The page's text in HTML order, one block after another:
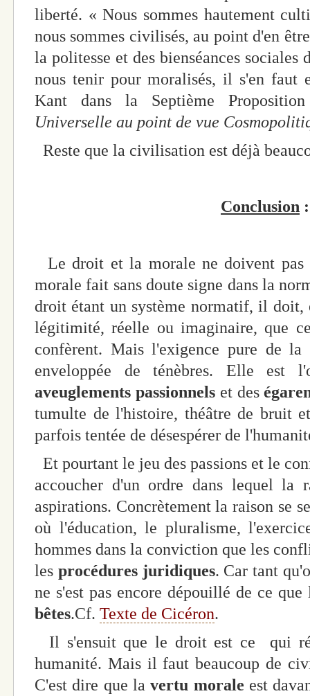
liberté. « Nous sommes hautement
nous sommes civilisés, au point d'en
la politesse et des bienséances sociales
nous tenir pour moralisés, il s'en faut
Kant dans la Septième
Universelle au point de vue
Reste que la civilisation est déjà
Conclusion :
Le droit et la morale ne doivent pas
morale fait sans doute signe dans la
droit étant un système normatif, il
légitimité, réelle ou imaginaire, que
confèrent. Mais l'exigence pure de la
enveloppée de ténèbres. Elle est
aveuglements passionnels et des
tumulte de l'histoire, théâtre de bruit
parfois tentée de désespérer de
Et pourtant le jeu des passions et le
accoucher d'un ordre dans lequel la
aspirations. Concrètement la raison se
où l'éducation, le pluralisme,
hommes dans la conviction que les
les procédures juridiques. Car tant
ne s'est pas encore dépouillé de ce
bêtes.Cf. Texte de Cicéron.
Il s'ensuit que le droit est ce qui
humanité. Mais il faut beaucoup de
C'est dire que lavertu morale est